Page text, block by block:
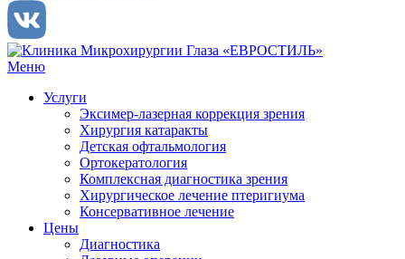
Меню
Услуги
Эксимер-лазерная коррекция зрения
Хирургия катаракты
Детская офтальмология
Ортокератология
Комплексная диагностика зрения
Хирургическое лечение птеригиума
Консервативное лечение
Цены
Диагностика